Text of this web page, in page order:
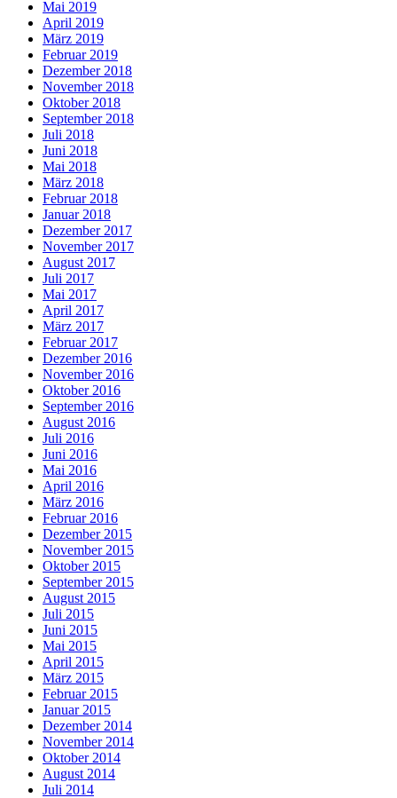
Mai 2019
April 2019
März 2019
Februar 2019
Dezember 2018
November 2018
Oktober 2018
September 2018
Juli 2018
Juni 2018
Mai 2018
März 2018
Februar 2018
Januar 2018
Dezember 2017
November 2017
August 2017
Juli 2017
Mai 2017
April 2017
März 2017
Februar 2017
Dezember 2016
November 2016
Oktober 2016
September 2016
August 2016
Juli 2016
Juni 2016
Mai 2016
April 2016
März 2016
Februar 2016
Dezember 2015
November 2015
Oktober 2015
September 2015
August 2015
Juli 2015
Juni 2015
Mai 2015
April 2015
März 2015
Februar 2015
Januar 2015
Dezember 2014
November 2014
Oktober 2014
August 2014
Juli 2014